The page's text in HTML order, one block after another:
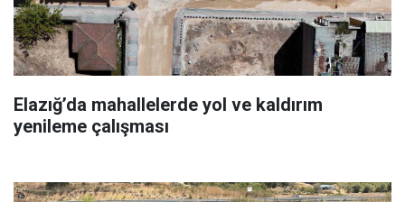
Elazığ’da mahallelerde yol ve kaldırım
yenileme çalışması